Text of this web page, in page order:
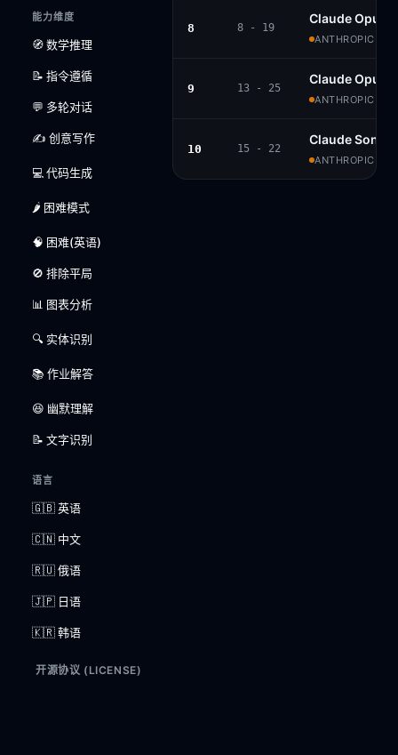
能力维度
🧭 数学推理
📝 指令遵循
💬 多轮对话
✍️ 创意写作
💻 代码生成
🌶️ 困难模式
🧠 困难(英语)
🚫 排除平局
📊 图表分析
🔍 实体识别
📚 作业解答
😆 幽默理解
📝 文字识别
语言
🇬🇧 英语
🇨🇳 中文
🇷🇺 俄语
🇯🇵 日语
🇰🇷 韩语
开源协议 (LICENSE)
8 8 - 19
Claude Opus
ANTHROPIC ·
9 13 - 25
Claude Opus
ANTHROPIC ·
10 15 - 22
Claude
ANTHROPIC ·